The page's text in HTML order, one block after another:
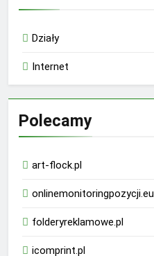
Działy
Internet
Polecamy
art-flock.pl
onlinemonitoringpozycji.eu
folderyreklamowe.pl
icomprint.pl